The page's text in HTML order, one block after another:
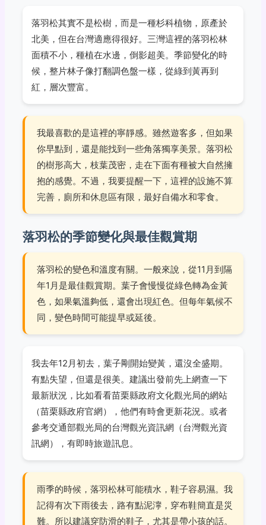
落羽松其實不是松樹，而是一種杉科植物，原產於
北美，但在台灣適應得很好。三灣這裡的落羽松林
面積不小，種植在水邊，倒影超美。季節變化的時
候，整片林子像打翻調色盤一樣，從綠到黃再到
紅，層次豐富。
我最喜歡的是這裡的寧靜感。雖然遊客多，但如果
你早點到，還是能找到一些角落獨享美景。落羽松
的樹形高大，枝葉茂密，走在下面有種被大自然擁
抱的感覺。不過，我要提醒一下，這裡的設施不算
完善，廁所和休息區有限，最好自備水和零食。
落羽松的季節變化與最佳觀賞期
落羽松的變色和溫度有關。一般來說，從11月到隔
年1月是最佳觀賞期。葉子會慢慢從綠色轉為金黃
色，如果氣溫夠低，還會出現紅色。但每年氣候不
同，變色時間可能提早或延後。
我去年12月初去，葉子剛開始變黃，還沒全盛期。
有點失望，但還是很美。建議出發前先上網查一下
最新狀況，比如看看苗栗縣政府文化觀光局的網站
（苗栗縣政府官網），他們有時會更新花況。或者
參考交通部觀光局的台灣觀光資訊網（台灣觀光資
訊網），有即時旅遊訊息。
雨季的時候，落羽松林可能積水，鞋子容易濕。我
記得有次下雨後去，路有點泥濘，穿布鞋簡直是災
難。所以建議穿防滑的鞋子，尤其是帶小孩的話。